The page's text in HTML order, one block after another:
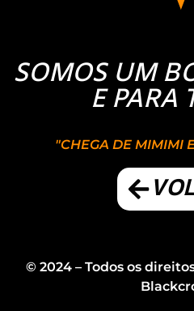
SOMOS UM
E PARA
"CHEGA DE MIMIMI
© 2024 – Todos os